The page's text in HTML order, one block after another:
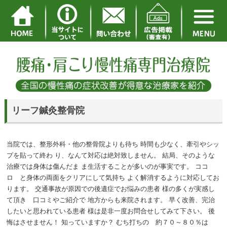
リーフ鍼灸整骨院
当院では、整形外科・他の整骨院よりも待ち 時間も少なく、牽引やシッ
プを貼って終わ り、なんて対応は絶対致しません。 結局、そのような
治療では身体は傷んだま ま生活することが多いのが事実です。 ココ
ロ と身体の両面をクリアにして気持ち よく解消するように対応してお
ります。 交通事故が原因での後遺症でお悩みの患者 様の多くが実感し
て頂き 口コミやご紹介で 地方からも来院されます。 早く改善、完治
したいと思われている患者 様は是非一度お問合せしてみて下さい。 後
悔はさせません！ 知っていますか？ むち打ちの 約７０～８０％は